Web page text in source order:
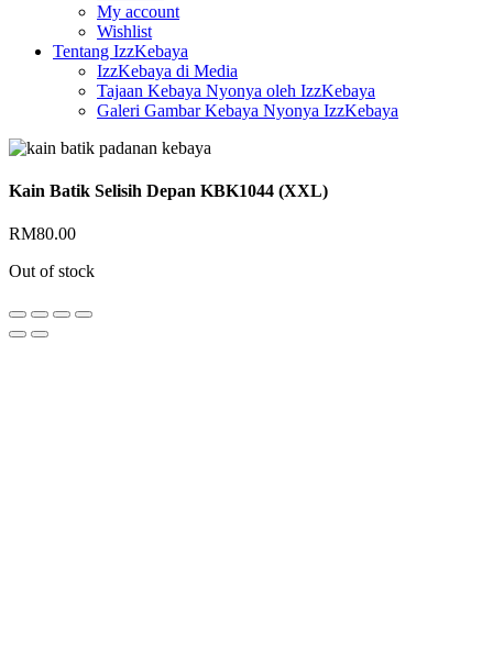
My account
Wishlist
Tentang IzzKebaya
IzzKebaya di Media
Tajaan Kebaya Nyonya oleh IzzKebaya
Galeri Gambar Kebaya Nyonya IzzKebaya
Kain Batik Selisih Depan KBK1044 (XXL)
RM80.00
Out of stock